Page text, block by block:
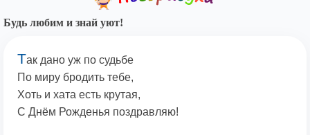
Будь любим и знай уют!
Так дано уж по судьбе
По миру бродить тебе,
Хоть и хата есть крутая,
С Днём Рожденья поздравляю!